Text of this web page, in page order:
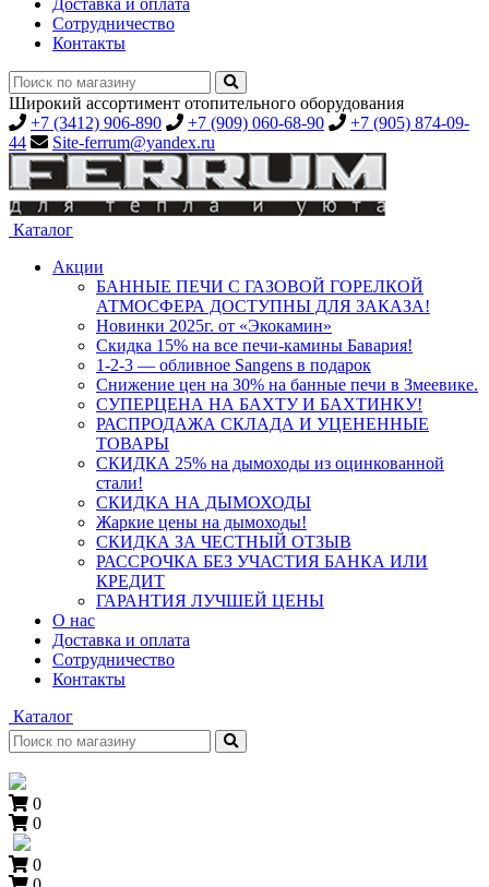
Доставка и оплата
Сотрудничество
Контакты
Широкий ассортимент отопительного оборудования
+7 (3412) 906-890
+7 (909) 060-68-90
+7 (905) 874-09-
44
Site-ferrum@yandex.ru
Каталог
Акции
БАННЫЕ ПЕЧИ С ГАЗОВОЙ ГОРЕЛКОЙ
АТМОСФЕРА ДОСТУПНЫ ДЛЯ ЗАКАЗА!
Новинки 2025г. от «Экокамин»
Скидка 15% на все печи-камины Бавария!
1-2-3 — обливное Sangens в подарок
Снижение цен на 30% на банные печи в Змеевике.
СУПЕРЦЕНА НА БАХТУ И БАХТИНКУ!
РАСПРОДАЖА СКЛАДА И УЦЕНЕННЫЕ
ТОВАРЫ
СКИДКА 25% на дымоходы из оцинкованной
стали!
СКИДКА НА ДЫМОХОДЫ
Жаркие цены на дымоходы!
СКИДКА ЗА ЧЕСТНЫЙ ОТЗЫВ
РАССРОЧКА БЕЗ УЧАСТИЯ БАНКА ИЛИ
КРЕДИТ
ГАРАНТИЯ ЛУЧШЕЙ ЦЕНЫ
О нас
Доставка и оплата
Сотрудничество
Контакты
Каталог
0
0
0